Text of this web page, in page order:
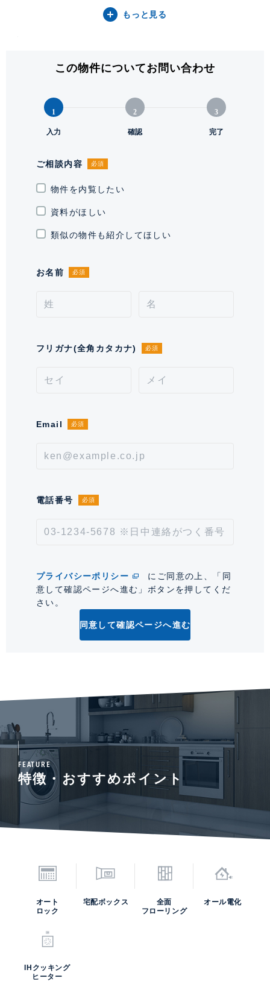
35.69㎡ (10.79坪)
階建 / 所在階 地上8階建 / 3階部分
2017年9月
￥500税込/8台(屋根無)無料。各住
月額￥5,500税込/屋根無￥4,400
税込
ペット不可、 住居兼事務所不可、
保証会社必須
等の40%、継続保証料:毎月月額賃料等の1%(※保証委
型】初回保証料:契約時月額賃料等の50%、継続保証料:
情報更新日
0
もっと見る
この物件についてお問い合わせ
1
入力
2
確認
3
完了
ご相談内容 必須
物件を内覧したい
資料がほしい
類似の物件も紹介してほしい
お名前 必須
フリガナ(全角カタカナ) 必須
Email 必須
電話番号 必須
プライバシーポリシー
にご同意の上、「同
意して確認ページへ進む」ボタンを押してくだ
さい。
同意して確認ページへ進む
FEATURE
特徴・おすすめポイント
オート
ロック
宅配ボックス
全面
フローリング
オール電化
IHクッキング
ヒーター